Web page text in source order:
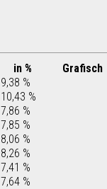
in %
Grafisch
9,38 %
10,43 %
7,86 %
7,85 %
8,06 %
8,26 %
7,41 %
7,64 %